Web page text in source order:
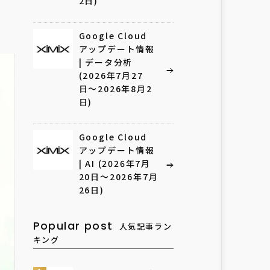
Google Cloud
アップデート情報
| データ分析
(2026年7月27
日〜2026年8月2
日)
Google Cloud
アップデート情報
| AI (2026年7月
20日〜2026年7月
26日)
Popular post
人気記事ラン
キング